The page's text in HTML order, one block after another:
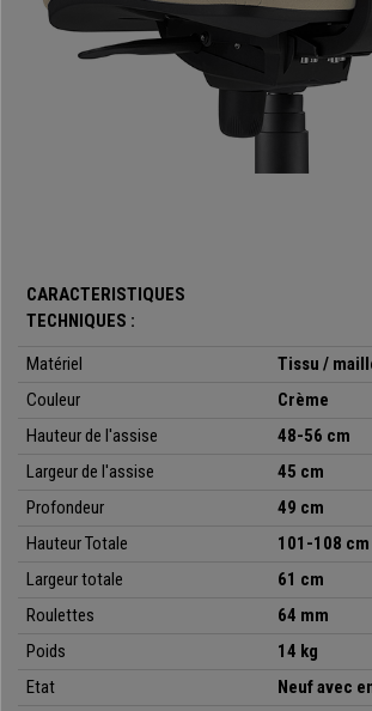
modèles de ce type à moins de 300 € dans
Chaisepro nous vous l’offrons à un prix
excellent rapport qualité-prix à votre portée !
CARACTERISTIQUES
TECHNIQUES :
Matériel
Tissu /
Couleur
Crème
Hauteur de l'assise
48-56 cm
Largeur de l'assise
45 cm
Profondeur
49 cm
Hauteur Totale
101-108 cm
Largeur totale
61 cm
Roulettes
64 mm
Poids
14 kg
Etat
Neuf avec